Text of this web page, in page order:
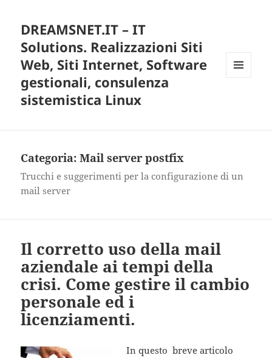
DREAMSNET.IT – IT
Solutions. Realizzazioni Siti
Web, Siti Internet, Software
gestionali, consulenza
sistemistica Linux
Categoria:Mail server postfix
Trucchi e suggerimenti per la configurazione di un
mail server
Il corretto uso della mail
aziendale ai tempi della
crisi. Come gestire il cambio
personale ed i
licenziamenti.
In questo breve articolo